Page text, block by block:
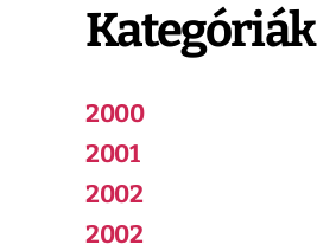
Kategóriák
2000
2001
2002
2002